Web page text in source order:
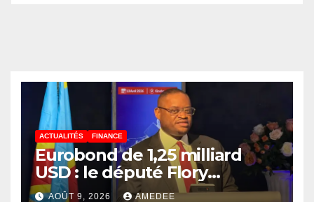
ACTUALITÉS FINANCE
Eurobond de 1,25 milliard
USD : le député Flory
Mapamboli relève 4
AOÛT 9, 2026 AMEDEE